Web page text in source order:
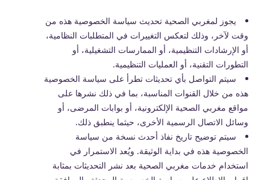
يجوز لمغربي الصحية تحديث سياسة الخصوصية هذه من
وقت لآخر، وذلك لتعكس التغييرات في المتطلبات النظامية،
أو الإرشادات التنظيمية، أو الممارسات التشغيلية، أو
التطورات التقنية، أو العمليات التنظيمية.
سيتم التواصل بأي تحديثات تطرأ على سياسة الخصوصية
هذه من خلال القنوات المناسبة، بما في ذلك نشرها على
مواقع مغربي الصحية الإلكترونية، أو بوابات المرضى، أو
وسائل الاتصال الرسمية الأخرى، حيثما ينطبق ذلك.
سيتم توضيح تاريخ نفاذ أحدث نسخة من سياسة
الخصوصية هذه في بداية الوثيقة. ويُعد الاستمرار في
استخدام خدمات مغربي الصحية بعد نشر التحديثات بمثابة